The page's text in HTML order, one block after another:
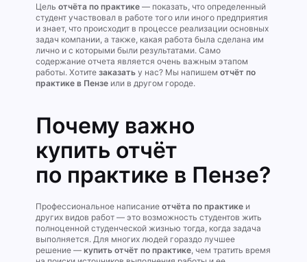
Цель отчёта по практике — показать, что определенный
студент участвовал в работе того или иного предприятия
и знает, что происходит в процессе реализации основных
задач компании, а также, какая работа была сделана им
лично и с которыми были результатами. Само
содержание отчета является очень важным этапом
работы. Хотите заказать у нас? Мы напишем отчёт по
практике в Пензе или в другом городе.
Почему важно
купить отчёт
по практике в Пензе?
Профессиональное написание отчёта по практике и
других видов работ — это возможность студентов жить
полноценной студенческой жизнью тогда, когда задача
выполняется. Для многих людей гораздо лучшее
решение — купить отчёт по практике , чем тратить время